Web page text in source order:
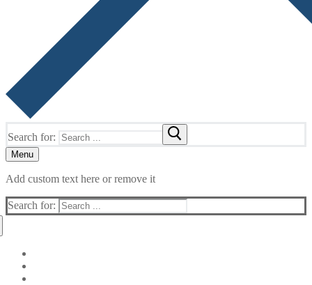
Search for:
Menu
Add custom text here or remove it
Search for: